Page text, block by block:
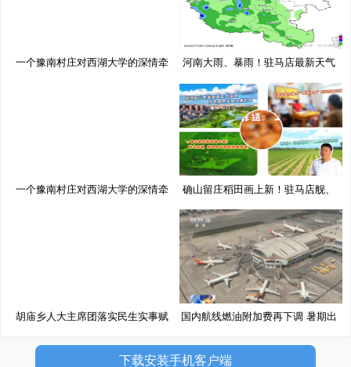
一个豫南村庄对西湖大学的深情牵
河南大雨、暴雨！驻马店最新天气
预
一个豫南村庄对西湖大学的深情牵
确山留庄稻田画上新！驻马店舰、
移
胡庙乡人大主席团落实民生实事赋
国内航线燃油附加费再下调 暑期出
下载安装手机客户端